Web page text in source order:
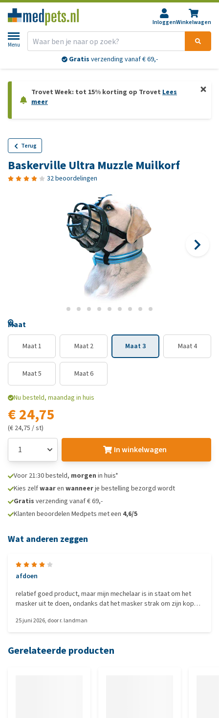
InloggenWinkelwagen
Menu
Gratis verzending vanaf € 69,-
Trovet Week: tot 15% korting op Trovet Lees
meer
Terug
Baskerville Ultra Muzzle Muilkorf
32 beoordelingen
Maat
Maat 1 Maat 2 Maat 3 Maat 4
Maat 5 Maat 6
Nu besteld, maandag in huis
€ 24,75
(€ 24,75 / st)
In winkelwagen
Voor 21:30 besteld, morgen in huis*
Kies zelfwaaren wanneerje bestelling bezorgd wordt
Gratis verzending vanaf € 69,-
Klanten beoordelen Medpets met een 4,6/5
Wat anderen zeggen
afdoen
relatief goed product, maar mijn mechelaar is in staat om het
masker uit te doen, ondanks dat het masker strak om zijn kop
25 juni 2026, doorr. landman
Gerelateerde producten